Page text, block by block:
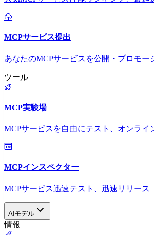
MCPサービス提出
あなたのMCPサービスを公開・プロモー
ツール
MCP実験場
MCPサービスを自由にテスト、オンライ
MCPインスペクター
MCPサービス迅速テスト、迅速リリース
AIモデル
情報